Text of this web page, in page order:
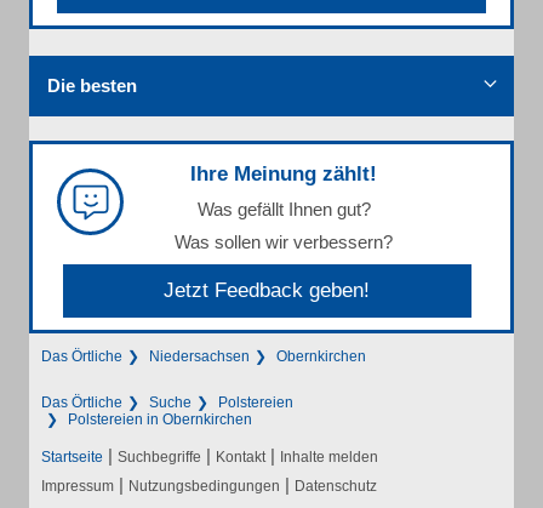
Die besten
Ihre Meinung zählt!
Was gefällt Ihnen gut?
Was sollen wir verbessern?
Jetzt Feedback geben!
Das Örtliche Niedersachsen Obernkirchen
Das Örtliche Suche
Polstereien
Polstereien in Obernkirchen
Startseite | Suchbegriffe | Kontakt | Inhalte melden
Impressum | Nutzungsbedingungen | Datenschutz